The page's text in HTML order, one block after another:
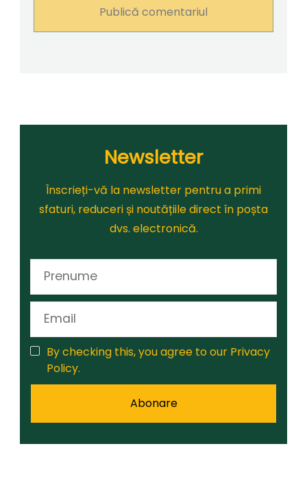
Newsletter
Înscrieți-vă la newsletter pentru a primi
sfaturi, reduceri și noutățiile direct în poșta
dvs. electronică.
By checking this, you agree to our Privacy
Policy.